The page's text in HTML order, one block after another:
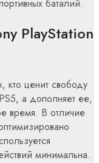
баталий.
PlayStation
кто ценит свободу
а дополняет ее,
время. В отличие
минимальна.